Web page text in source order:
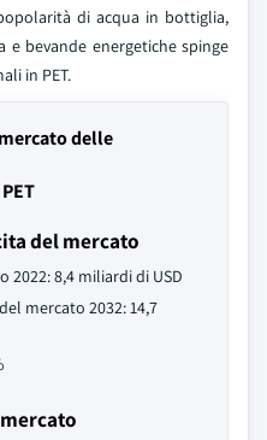
di acqua in bottiglia,
e bevande energetiche spinge
in PET.
delle
del mercato
2022: 8,4 miliardi di USD
mercato 2032: 14,7